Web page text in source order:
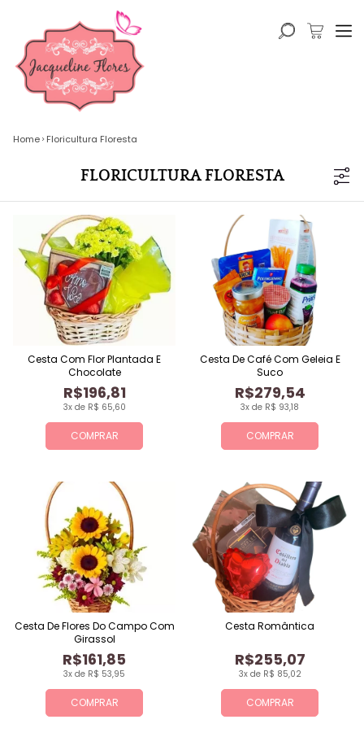
Home Floricultura Floresta
FLORICULTURA FLORESTA
COMPRAR
3x de R$ 65,60
R$196,81
Cesta Com Flor Plantada E
Chocolate
COMPRAR
3x de R$ 93,18
R$279,54
Cesta De Café Com Geleia E
Suco
COMPRAR
3x de R$ 53,95
R$161,85
Cesta De Flores Do Campo Com
Girassol
COMPRAR
3x de R$ 85,02
R$255,07
Cesta Romântica